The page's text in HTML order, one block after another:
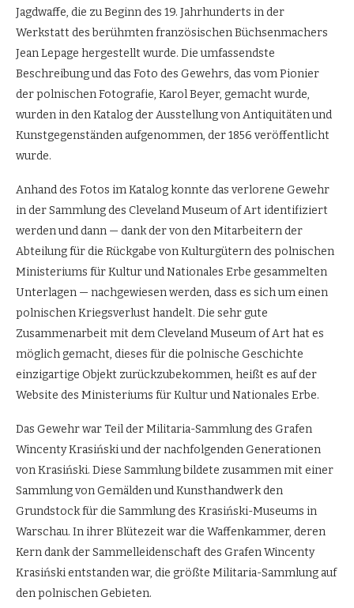
Jagdwaffe, die zu Beginn des 19. Jahrhunderts in der
Werkstatt des berühmten französischen Büchsenmachers
Jean Lepage hergestellt wurde. Die umfassendste
Beschreibung und das Foto des Gewehrs, das vom Pionier
der polnischen Fotografie, Karol Beyer, gemacht wurde,
wurden in den Katalog der Ausstellung von Antiquitäten und
Kunstgegenständen aufgenommen, der 1856 veröffentlicht
wurde.
Anhand des Fotos im Katalog konnte das verlorene Gewehr
in der Sammlung des Cleveland Museum of Art identifiziert
werden und dann — dank der von den Mitarbeitern der
Abteilung für die Rückgabe von Kulturgütern des polnischen
Ministeriums für Kultur und Nationales Erbe gesammelten
Unterlagen — nachgewiesen werden, dass es sich um einen
polnischen Kriegsverlust handelt. Die sehr gute
Zusammenarbeit mit dem Cleveland Museum of Art hat es
möglich gemacht, dieses für die polnische Geschichte
einzigartige Objekt zurückzubekommen, heißt es auf der
Website des Ministeriums für Kultur und Nationales Erbe.
Das Gewehr war Teil der Militaria-Sammlung des Grafen
Wincenty Krasiński und der nachfolgenden Generationen
von Krasiński. Diese Sammlung bildete zusammen mit einer
Sammlung von Gemälden und Kunsthandwerk den
Grundstock für die Sammlung des Krasiński-Museums in
Warschau. In ihrer Blütezeit war die Waffenkammer, deren
Kern dank der Sammelleidenschaft des Grafen Wincenty
Krasiński entstanden war, die größte Militaria-Sammlung auf
den polnischen Gebieten.